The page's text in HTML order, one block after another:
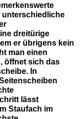
unterschiedliche
dreitürige
er übrigens kein
man einen
öffnet sich das
In
lässt
Staufach im